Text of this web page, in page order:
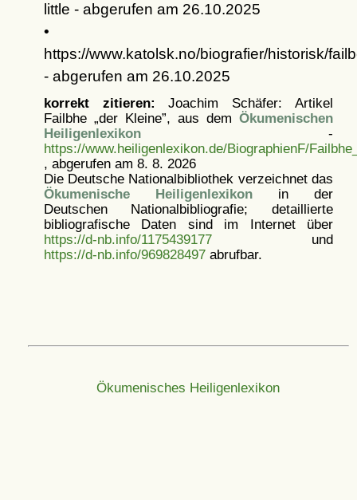
little - abgerufen am 26.10.2025
•
https://www.katolsk.no/biografier/historisk/
- abgerufen am 26.10.2025
korrekt zitieren: Joachim Schäfer: Artikel
Failbhe „der Kleine”, aus dem Ökumenischen
Heiligenlexikon-
https://www.heiligenlexikon.de/BiographienF/
, abgerufen am 8. 8. 2026
Die Deutsche Nationalbibliothek verzeichnet das
Ökumenische Heiligenlexikonin der
Deutschen Nationalbibliografie; detaillierte
bibliografische Daten sind im Internet über
https://d-nb.info/1175439177und
https://d-nb.info/969828497abrufbar.
Ökumenisches Heiligenlexikon